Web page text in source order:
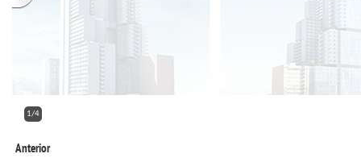
2/4
Anterior